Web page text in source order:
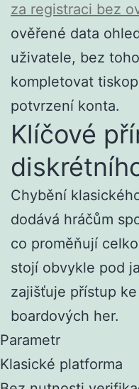
za registraci bez
ověřené data
uživatele, bez
kompletovat
potvrzení konta.
Klíčové
Chybění
dodává hráčům
co proměňují
stojí obvykle pod
zajišťuje přístup
boardových her.
Parametr
Klasické platforma